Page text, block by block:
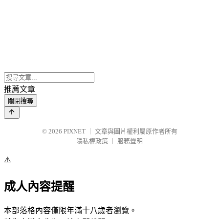
推薦文章
關閉搜尋
© 2026 PIXNET
文章與圖片權利屬原作者所有
隱私權政策
服務聲明
⚠️
成人內容提醒
本部落格內容僅限年滿十八歲者瀏覽。